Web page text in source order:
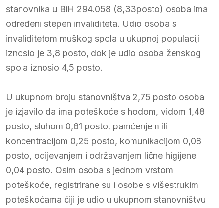
stanovnika u BiH 294.058 (8,33posto) osoba ima
određeni stepen invaliditeta. Udio osoba s
invaliditetom muškog spola u ukupnoj populaciji
iznosio je 3,8 posto, dok je udio osoba ženskog
spola iznosio 4,5 posto.
U ukupnom broju stanovništva 2,75 posto osoba
je izjavilo da ima poteškoće s hodom, vidom 1,48
posto, sluhom 0,61 posto, pamćenjem ili
koncentracijom 0,25 posto, komunikacijom 0,08
posto, odijevanjem i održavanjem lične higijene
0,04 posto. Osim osoba s jednom vrstom
poteškoće, registrirane su i osobe s višestrukim
poteškoćama čiji je udio u ukupnom stanovništvu